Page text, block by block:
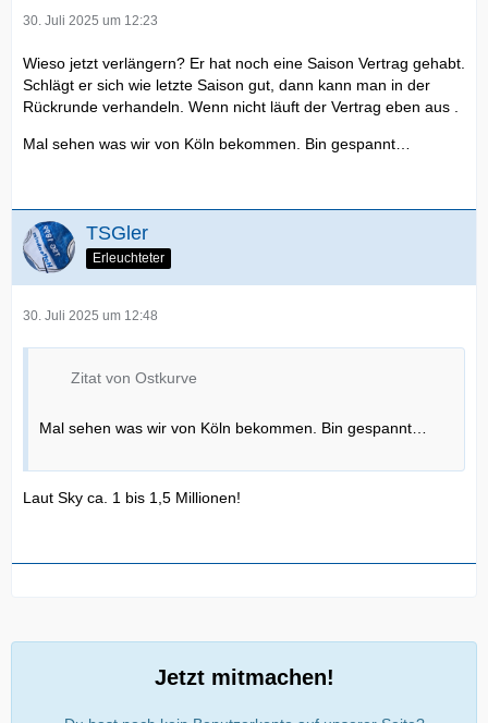
30. Juli 2025 um 12:23
Wieso jetzt verlängern? Er hat noch eine Saison Vertrag gehabt.
Schlägt er sich wie letzte Saison gut, dann kann man in der
Rückrunde verhandeln. Wenn nicht läuft der Vertrag eben aus .
Mal sehen was wir von Köln bekommen. Bin gespannt…
TSGler
Erleuchteter
30. Juli 2025 um 12:48
Zitat von Ostkurve
Mal sehen was wir von Köln bekommen. Bin gespannt…
Laut Sky ca. 1 bis 1,5 Millionen!
Jetzt mitmachen!